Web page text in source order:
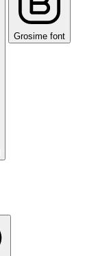
Grosime font